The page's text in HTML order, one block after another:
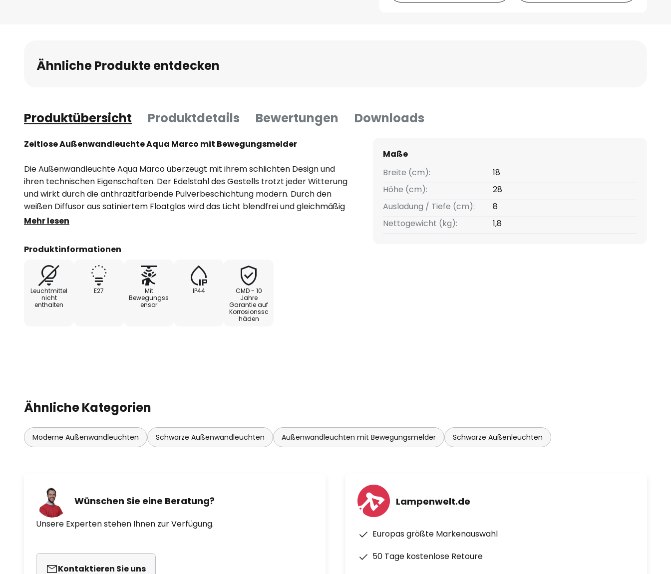
Ähnliche Produkte entdecken
Produktübersicht Produktdetails Bewertungen Downloads
Zeitlose Außenwandleuchte Aqua Marco mit Bewegungsmelder
Die Außenwandleuchte Aqua Marco überzeugt mit ihrem schlichten Design und
ihren technischen Eigenschaften. Der Edelstahl des Gestells trotzt jeder Witterung
und wirkt durch die anthrazitfarbende Pulverbeschichtung modern. Durch den
weißen Diffusor aus satiniertem Floatglas wird das Licht blendfrei und gleichmäßig
verteilt. Neben dem ansprechenden Design verfügt Aqua Marco auch über einen
sobald der Sensor am unteren Ende der Leuchte Bewegungen in der Nähe erfasst.
Aqua Marco und auch alle anderen Leuchten des Herstellers werden
ausschließlich in Deutschland gefertigt. Sie zeichnen sich durch eine
ausgezeichnete Verarbeitung und hochwertige Materialien aus, die die
Langlebigkeit der Leuchten gewährleisten.
Mehr lesen
Produktinformationen
Leuchtmittel
nicht
enthalten
E27
Mit
Bewegungss
ensor
IP44
CMD - 10
Jahre
Garantie auf
Korrosionssc
häden
Maße
Breite (cm):
18
Höhe (cm):
28
Ausladung / Tiefe (cm):
8
Nettogewicht (kg):
1,8
Ähnliche Kategorien
Moderne Außenwandleuchten Schwarze Außenwandleuchten Außenwandleuchten mit Bewegungsmelder Schwarze Außenleuchten
Wünschen Sie eine Beratung?
Unsere Experten stehen Ihnen zur Verfügung.
Kontaktieren Sie uns
Lampenwelt.de
Europas größte Markenauswahl
50 Tage kostenlose Retoure